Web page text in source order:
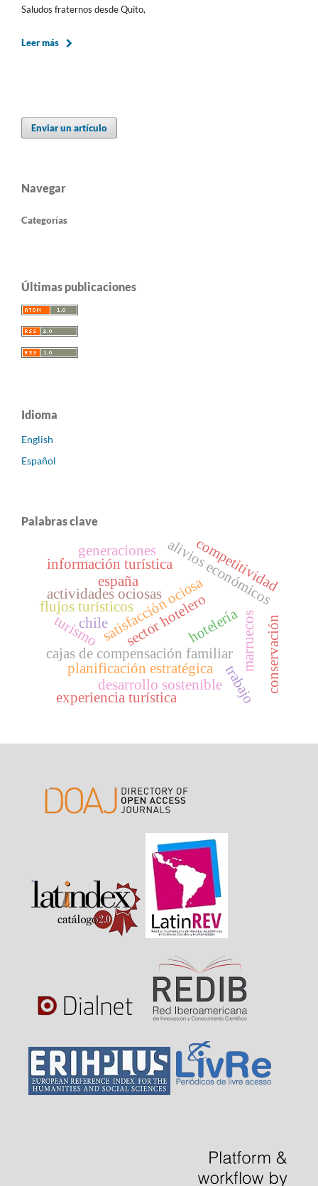
Saludos fraternos desde Quito,
Leer más
Enviar un artículo
Navegar
Categorías
Últimas publicaciones
Idioma
English
Español
Palabras clave
cajas de compensación familiar
sector hotelero
satisfacción ociosa
actividades ociosas alivios económicos
flujos turísticos
españa
marruecos
información turística
planificación estratégica conservación
competitividad
desarrollo sostenible
experiencia turística trabajo
generaciones
hotelería
turismo
chile